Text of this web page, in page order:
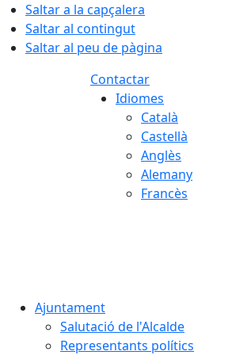
Saltar a la capçalera
Saltar al contingut
Saltar al peu de pàgina
Contactar
Idiomes
Català
Castellà
Anglès
Alemany
Francès
Ajuntament
Salutació de l'Alcalde
Representants polítics